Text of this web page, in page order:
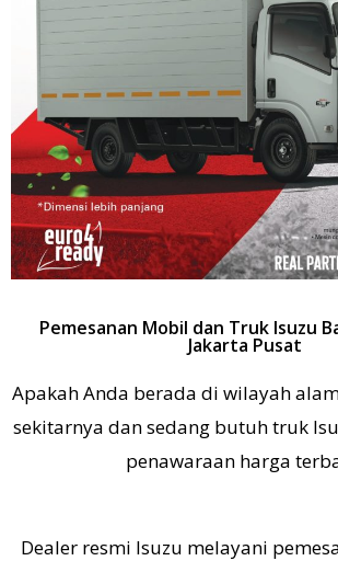
Pemesanan Mobil dan Truk Isuzu
Jakarta Pusat
Apakah Anda berada di wilayah
sekitarnya dan sedang butuh truk
penawaraan harga
Dealer resmi Isuzu melayani